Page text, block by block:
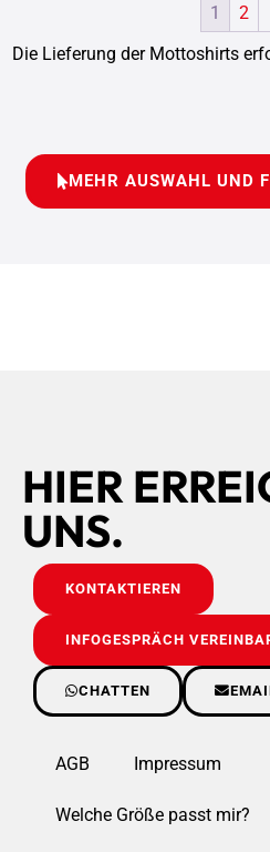
1 2
Die Lieferung der Mottoshirts
MEHR AUSWAHL UND
HIER
UNS.
KONTAKTIEREN
INFOGESPRÄCH
CHATTEN
AGB Impressum
Welche Größe passt mir?